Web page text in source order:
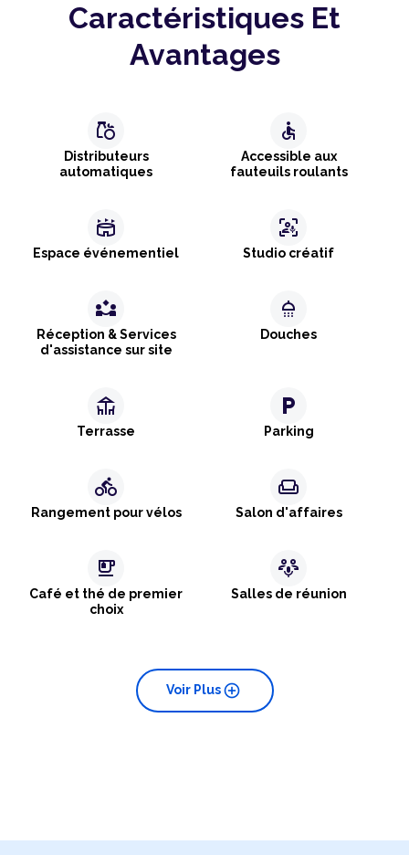
Caractéristiques Et
Avantages
grocery
Distributeurs
automatiques
accessible
Accessible aux
fauteuils roulants
stadium
Espace événementiel
frame_person_mic
Studio créatif
partner_exchange
Réception & Services
d'assistance sur site
shower
Douches
deck
Terrasse
local_parking
Parking
directions_bike
Rangement pour vélos
weekend
Salon d'affaires
emoji_food_beverage
Café et thé de premier
choix
adaptive_audio_mic
Salles de réunion
add_circle
Voir Plus